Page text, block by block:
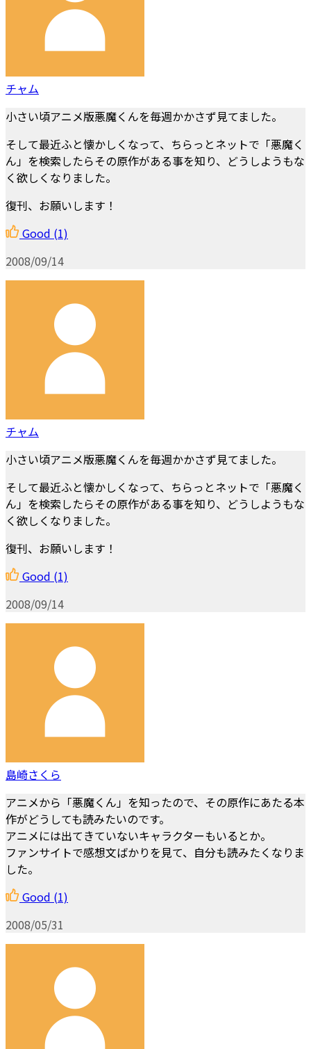
チャム
小さい頃アニメ版悪魔くんを毎週かかさず見てました。
そして最近ふと懐かしくなって、ちらっとネットで「悪魔く
ん」を検索したらその原作がある事を知り、どうしようもな
く欲しくなりました。
復刊、お願いします！
Good (1)
2008/09/14
チャム
小さい頃アニメ版悪魔くんを毎週かかさず見てました。
そして最近ふと懐かしくなって、ちらっとネットで「悪魔く
ん」を検索したらその原作がある事を知り、どうしようもな
く欲しくなりました。
復刊、お願いします！
Good (1)
2008/09/14
島崎さくら
アニメから「悪魔くん」を知ったので、その原作にあたる本
作がどうしても読みたいのです。
アニメには出てきていないキャラクターもいるとか。
ファンサイトで感想文ばかりを見て、自分も読みたくなりま
した。
Good (1)
2008/05/31